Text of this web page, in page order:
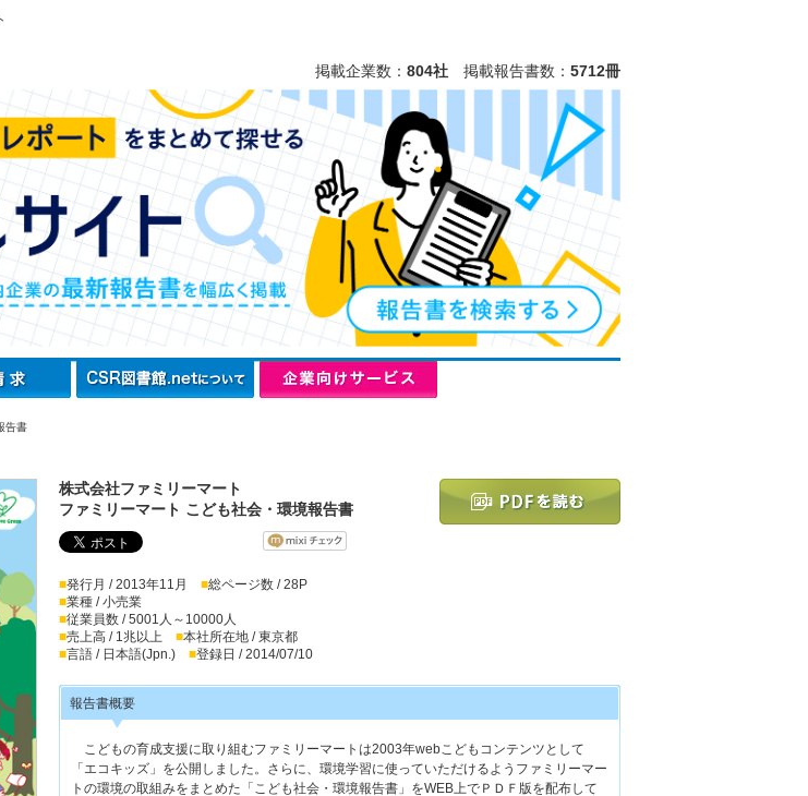
掲載企業数： 804社 掲載報告書数： 5712冊
告書
株式会社ファミリーマート
ファミリーマート こども社会・環境報告書
■発行月 / 2013年11月 ■総ページ数 / 28P
■業種 / 小売業
■従業員数 / 5001人～10000人
■売上高 / 1兆以上 ■本社所在地 / 東京都
■言語 / 日本語(Jpn.) ■登録日 / 2014/07/10
報告書概要
こどもの育成支援に取り組むファミリーマートは2003年webこどもコンテンツとして
「エコキッズ」を公開しました。さらに、環境学習に使っていただけるようファミリーマー
トの環境の取組みをまとめた「こども社会・環境報告書」をWEB上でＰＤＦ版を配布して